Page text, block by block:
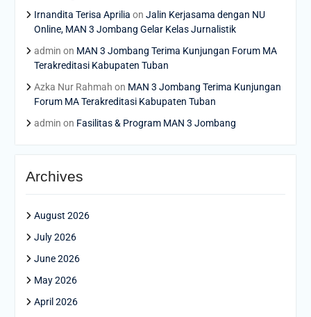
Irnandita Terisa Aprilia on Jalin Kerjasama dengan NU
Online, MAN 3 Jombang Gelar Kelas Jurnalistik
admin on MAN 3 Jombang Terima Kunjungan Forum MA
Terakreditasi Kabupaten Tuban
Azka Nur Rahmah on MAN 3 Jombang Terima Kunjungan
Forum MA Terakreditasi Kabupaten Tuban
admin on Fasilitas & Program MAN 3 Jombang
Archives
August 2026
July 2026
June 2026
May 2026
April 2026